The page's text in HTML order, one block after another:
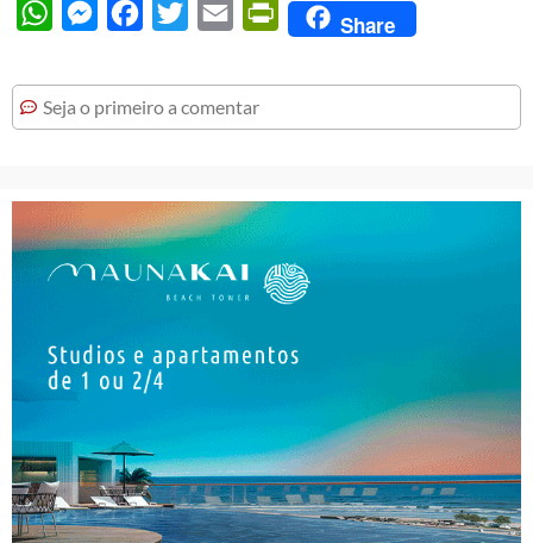
WhatsAppMessengerFacebook
Twitter Email PrintFriendly
Share
Seja o primeiro a comentar